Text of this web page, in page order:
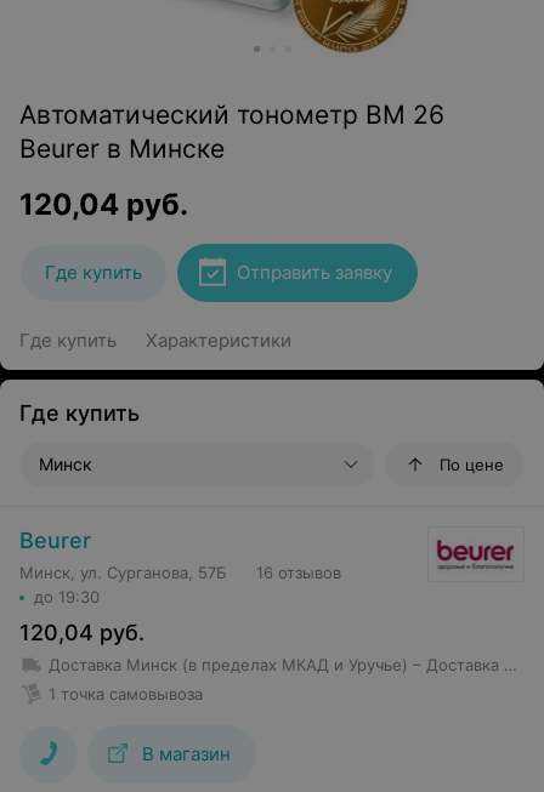
Автоматический тонометр BM 26
Beurer в Минске
120,04 руб.
Где купить Отправить заявку
Где купить Характеристики
Где купить
Минск По цене
Beurer
Минск, ул. Сурганова, 57Б
до 19:30
16 отзывов
120,04 руб.
Доставка Минск (в пределах МКАД и Уручье) – Доставка товаров стоимостью свыше 150 BYN в пределах МКАД, Уручье и Шабаны — бесплатно; – Доставка товаров стоимостью до 150 BYN в пределах МКАД, Уручье и Шабаны — 10 BYN; – Стоимость доставки в остальные районы — от 12 BYN (но не более 10 км от МКАД); – Доставка товаров стоимостью более 250 BYN за пределы МКАД, но не более 7 км осуществляется бесплатно
1 точка самовывоза
В магазин